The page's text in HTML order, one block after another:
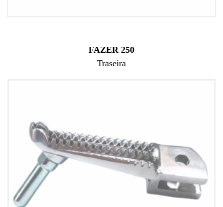
FAZER 250
Traseira